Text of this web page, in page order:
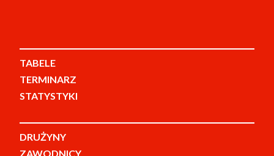
TABELE
TERMINARZ
STATYSTYKI
DRUŻYNY
ZAWODNICY